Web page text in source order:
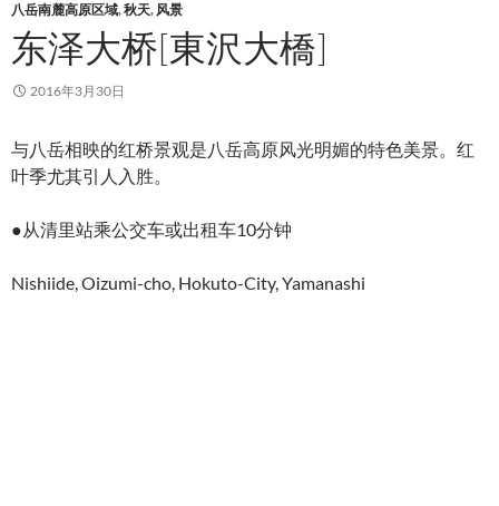
八岳南麓高原区域,秋天, 风景
东泽大桥[東沢大橋]
2016年3月30日
与八岳相映的红桥景观是八岳高原风光明媚的特色美景。红
叶季尤其引人入胜。
●从清里站乘公交车或出租车10分钟
Nishiide, Oizumi-cho, Hokuto-City, Yamanashi